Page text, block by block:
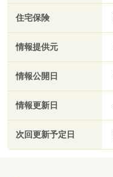
住宅保険
情報提供元
情報公開日
情報更新日
次回更新予定日